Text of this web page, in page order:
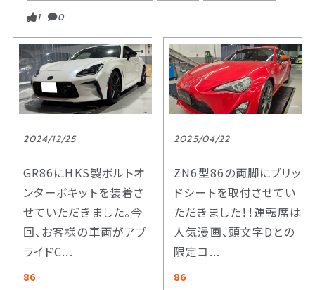
1 0
2024/12/25
GR86にHKS製ボルトオ
ンターボキットを装着さ
せていただきました。今
回、お客様の車両がアプ
ライドC...
86
2025/04/22
ZN6型86の両脚にブリッ
ドシートを取付させてい
ただきました！！運転席は
人気漫画、頭文字Dとの
限定コ...
86